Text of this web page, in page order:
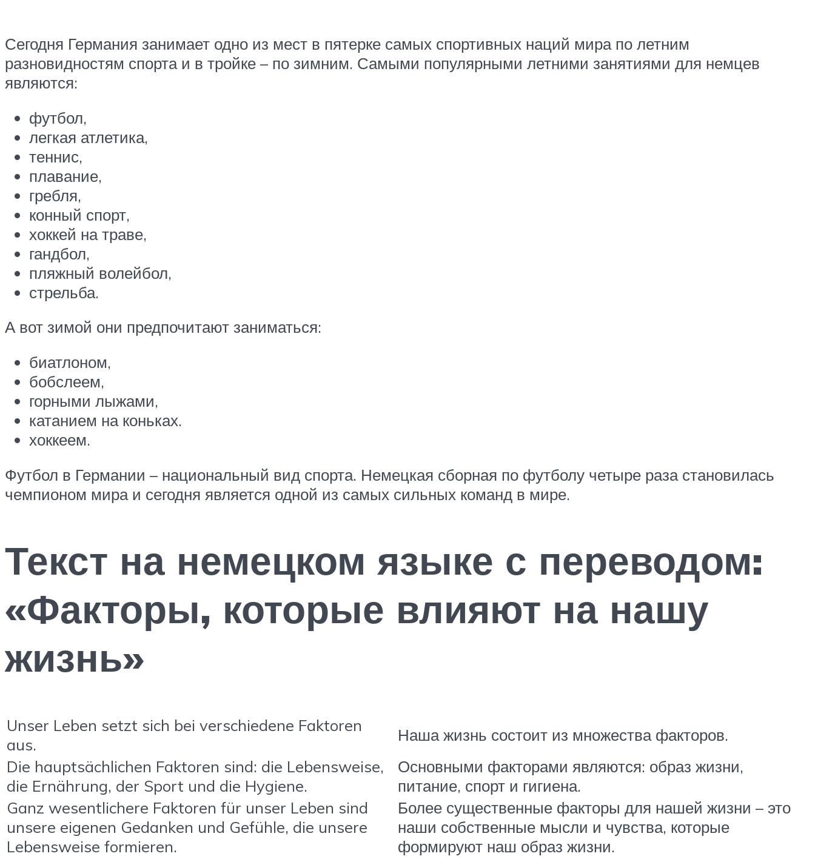
Сегодня Германия занимает одно из мест в пятерке самых спортивных наций мира по летним
разновидностям спорта и в тройке – по зимним. Самыми популярными летними занятиями для немцев
являются:
футбол,
легкая атлетика,
теннис,
плавание,
гребля,
конный спорт,
хоккей на траве,
гандбол,
пляжный волейбол,
стрельба.
А вот зимой они предпочитают заниматься:
биатлоном,
бобслеем,
горными лыжами,
катанием на коньках.
хоккеем.
Футбол в Германии – национальный вид спорта. Немецкая сборная по футболу четыре раза становилась
чемпионом мира и сегодня является одной из самых сильных команд в мире.
Текст на немецком языке с переводом:
«Факторы, которые влияют на нашу
жизнь»
Unser Leben setzt sich bei verschiedene Faktoren
aus.
Наша жизнь состоит из множества факторов.
Die hauptsächlichen Faktoren sind: die Lebensweise,
die Ernährung, der Sport und die Hygiene.
Основными факторами являются: образ жизни,
питание, спорт и гигиена.
Ganz wesentlichere Faktoren für unser Leben sind
unsere eigenen Gedanken und Gefühle, die unsere
Lebensweise formieren.
Более существенные факторы для нашей жизни – это
наши собственные мысли и чувства, которые
формируют наш образ жизни.